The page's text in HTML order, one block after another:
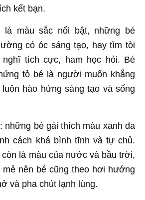
kết bạn.
là màu sắc nổi bật, những bé
có óc sáng tạo, hay tìm tòi
nghĩ tích cực, ham học hỏi. Bé
tỏ bé là người muốn khẳng
hào hứng sáng tạo và sống
những bé gái thích màu xanh da
cách khá bình tĩnh và tự chủ.
là màu của nước và bầu trời,
mẻ nên bé cũng theo hơi hướng
và pha chút lạnh lùng.